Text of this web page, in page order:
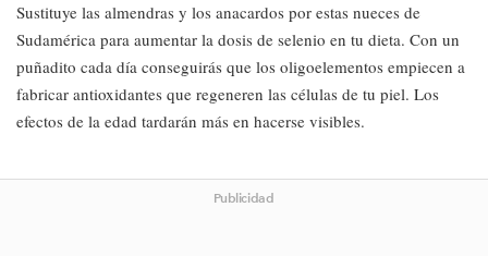
Sustituye las almendras y los anacardos por estas nueces de
Sudamérica para aumentar la dosis de selenio en tu dieta. Con un
puñadito cada día conseguirás que los oligoelementos empiecen a
fabricar antioxidantes que regeneren las células de tu piel. Los
efectos de la edad tardarán más en hacerse visibles.
Publicidad